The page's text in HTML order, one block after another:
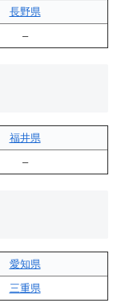
長野県
–
福井県
–
愛知県
三重県